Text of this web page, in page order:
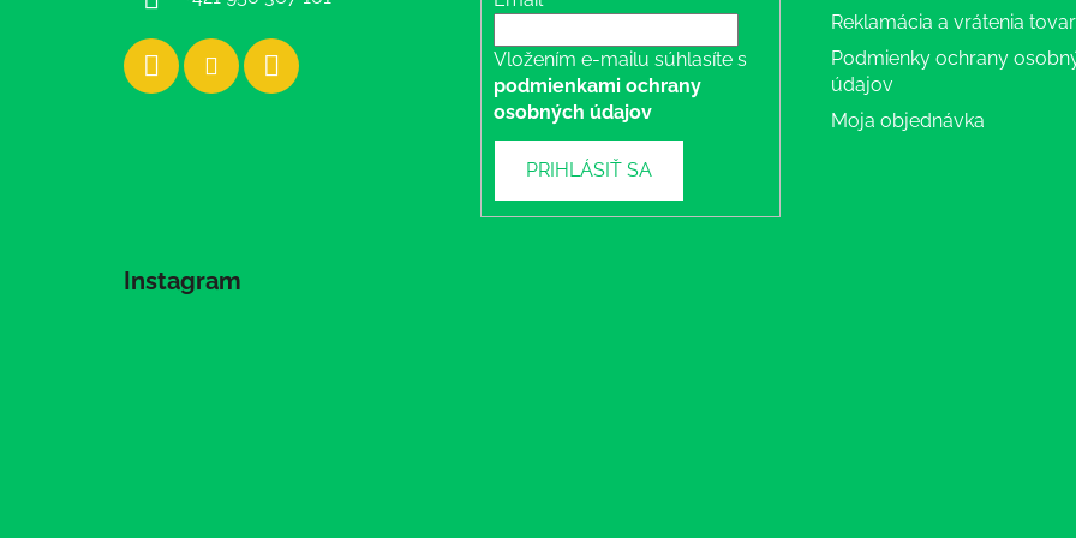
Vložením e-mailu súhlasíte s
podmienkami ochrany
osobných údajov
PRIHLÁSIŤ SA
Reklamácia a vrátenia
Podmienky ochrany
údajov
Moja objednávka
Instagram